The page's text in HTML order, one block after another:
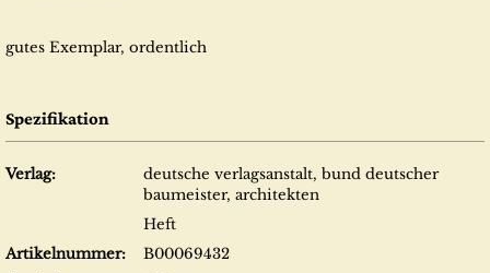
gutes Exemplar, ordentlich
Spezifikation
Verlag:
deutsche verlagsanstalt, bund deutscher
baumeister, architekten
Heft
Artikelnummer:
B00069432